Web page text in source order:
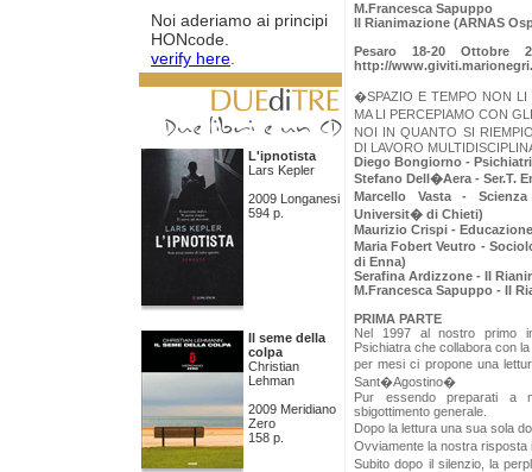
http://blog.timeoutintensiva.it.
Visitatelo
Noi aderiamo ai principi
HONcode.
verify here
L'ipnotista
Lars Kepler
2009 Longanesi
594 p.
Il seme della
colpa
Christian
Lehman
2009 Meridiano
Zero
158 p.
M.Francesca Sapuppo
II Rianimazione (ARNAS
Pesaro 18-20 Ottobre
http://
�SPAZIO E TEMPO NON
MA LI PERCEPIAMO CON
NOI IN QUANTO SI
DI LAVORO
Diego Bongiorno -
Stefano Dell�Aera - Ser.T.
Marcello Vasta -
Universit� di Chieti)
Maurizio Crispi -
Maria Fobert Veutro -
di Enna)
Serafina Ardizzone - II
M.Francesca Sapuppo - II
PRIMA PARTE
Nel 1997 al nostro primo
Psichiatra che collabora con
per mesi ci propone una
Sant�Agostino�
Pur essendo preparati a
sbigottimento generale.
Dopo la lettura una sua sola
Ovviamente la nostra
Subito dopo il silenzio, la